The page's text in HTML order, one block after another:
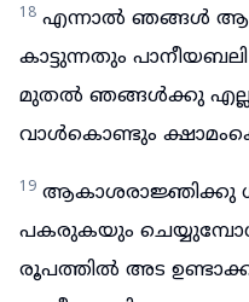
18 എന്നാൽ ഞങ്ങൾ
കാട്ടുന്നതും
മുതൽ ഞങ്ങൾക്കു
വാൾകൊണ്ടും
19 ആകാശരാജ്ഞിക്കു
പകരുകയും
രൂപത്തിൽ അട